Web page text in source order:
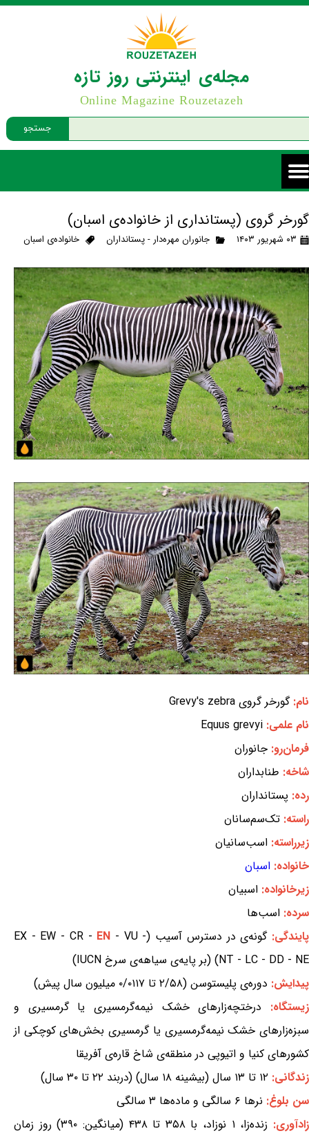
جستجو
مجله‌ی اینترنتی روز تازه
Online Magazine Rouzetazeh
گورخر گروی (پستانداری از خانواده‌ی اسبان)
۰۳ شهریور ۱۴۰۳ جانوران مهره‌دار - پستانداران خانواده‌ی اسبان
نام:گورخر گروی Grevy's zebra
نام علمی: Equus grevyi
فرمان‌رو: جانوران
شاخه: طنابداران
رده: پستانداران
راسته: تک‌سم‌سانان
زیرراسته: اسب‌سانیان
خانواده: اسبان
زیرخانواده: اسبیان
سرده: اسب‌ها
پایندگی:گونه‌ی در دسترس آسیب (EX - EW - CR - EN - VU -
NT - LC - DD - NE) (بر پایه‌ی سیاهه‌ی سرخ IUCN)
پیدایش: دوره‌ی پلیستوسن (۲/۵۸ تا ۰/۰۱۱۷ میلیون سال پیش)
زیستگاه: درختچه‌زارهای خشک نیمه‌گرمسیری یا گرمسیری و
سبزه‌زارهای خشک نیمه‌گرمسیری یا گرمسیری بخش‌های کوچکی از
کشورهای کنیا و اتیوپی در منطقه‌ی شاخ قاره‌ی آفریقا
زندگانی: ۱۲ تا ۱۳ سال (بیشینه ۱۸ سال) (دربند ۲۲ تا ۳۰ سال)
سن بلوغ: نرها ۶ سالگی و ماده‌ها ۳ سالگی
زادآوری:
زنده‌زا، ۱ نوزاد، با ۳۵۸ تا ۴۳۸ (میانگین: ۳۹۰) روز زمان